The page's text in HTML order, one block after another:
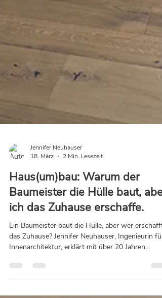
Jennifer Neuhauser
18. März
2 Min. Lesezeit
Haus(um)bau: Warum der
Baumeister die Hülle baut, aber
ich das Zuhause erschaffe.
das Zuhause? Jennifer Neuhauser, Ingenieurin für
Innenarchitektur, erklärt mit über 20 Jahren